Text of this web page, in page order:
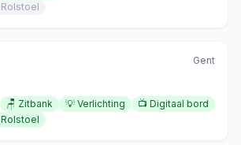
Rolstoel
Gent
🪑 Zitbank 💡 Verlichting 📺 Digitaal bord
Rolstoel